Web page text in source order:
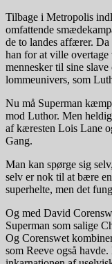
Tilbage i Metropolis
omfattende
de to landes affærer.
han for at ville overtage
mennesker til sine
lommeunivers, som
Nu må Superman
mod Luthor. Men
af kæresten Lois Lane
Gang.
Man kan spørge sig
selv er nok til at bære
superhelte, men det
Og med David
Superman som salige
Og Corenswet
som Reeve også